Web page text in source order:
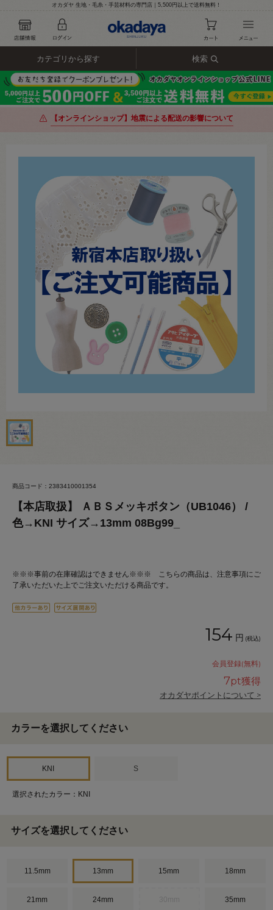
オカダヤ 生地・毛糸・手芸材料の専門店｜5,500円以上で送料無料！
カテゴリから探す 検索
【オンラインショップ】地震による配送の影響について
商品コード：2383410001354
【本店取扱】 ＡＢＳメッキボタン（UB1046） /
色→KNI サイズ→13mm 08Bg99_
※※※事前の在庫確認はできません※※※ こちらの商品は、注意事項にご
了承いただいた上でご注文いただける商品です。
154 円 (税込)
会員登録(無料)
7pt獲得
オカダヤポイントについて >
カラーを選択してください
KNI S
選択されたカラー：KNI
サイズを選択してください
11.5mm 13mm 15mm 18mm
21mm 24mm 35mm